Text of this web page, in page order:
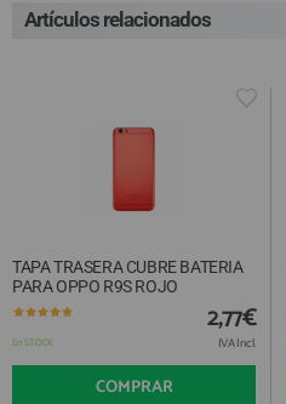
Artículos relacionados
TAPA TRASERA CUBRE BATERIA
PARA OPPO R9S ROJO
En STOCK
2,77€
IVA Incl.
COMPRAR